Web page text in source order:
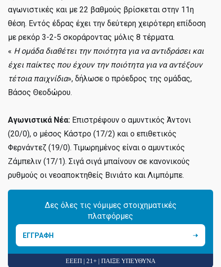
αγωνιστικές και με 22 βαθμούς βρίσκεται στην 11η
θέση. Εντός έδρας έχει την δεύτερη χειρότερη επίδοση
με ρεκόρ 3-2-5 σκοράροντας μόλις 8 τέρματα.
« Η ομάδα διαθέτει την ποιότητα για να αντιδράσει και
έχει παίκτες που έχουν την ποιότητα για να αντέξουν
τέτοια παιχνίδια», δήλωσε ο πρόεδρος της ομάδας,
Βάσος Θεοδώρου.
Αγωνιστικά Νέα: Επιστρέφουν ο αμυντικός Άντονι
(20/0), ο μέσος Κάστρο (17/2) και ο επιθετικός
Φερνάντεζ (19/0). Τιμωρημένος είναι ο αμυντικός
Ζάμπελιν (17/1). Σιγά σιγά μπαίνουν σε κανονικούς
ρυθμούς οι νεοαποκτηθείς Βινιάτο και Λιμπόμπε.
Δες όλες τις νόμιμες στοιχηματικές
πλατφόρμες
ΕΓΓΡΑΦΗ
ΕΕΕΠ | 21+ | ΠΑΙΞΕ ΥΠΕΥΘΥΝΑ